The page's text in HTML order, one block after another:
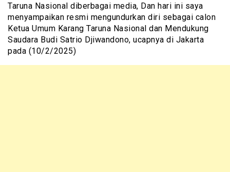
Taruna Nasional diberbagai media, Dan hari ini saya
menyampaikan resmi mengundurkan diri sebagai calon
Ketua Umum Karang Taruna Nasional dan Mendukung
Saudara Budi Satrio Djiwandono, ucapnya di Jakarta
pada (10/2/2025)